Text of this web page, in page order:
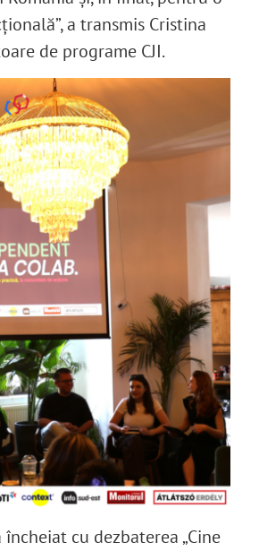
a transmis Cristina
de programe CJI.
cu dezbaterea „Cine